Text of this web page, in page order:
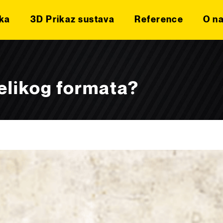
3D Prikaz sustava Reference O
formata?